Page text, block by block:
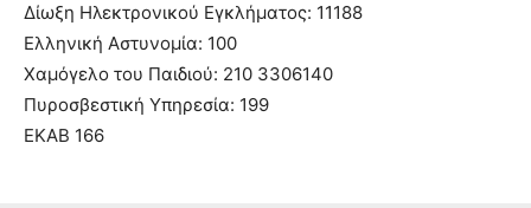
Δίωξη Ηλεκτρονικού Εγκλήματος: 11188
Ελληνική Αστυνομία: 100
Χαμόγελο του Παιδιού: 210 3306140
Πυροσβεστική Υπηρεσία: 199
ΕΚΑΒ 166